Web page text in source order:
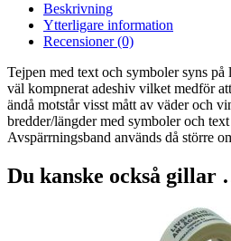
Beskrivning
Ytterligare information
Recensioner (0)
Tejpen med text och symboler syns
väl kompnerat adeshiv vilket medför
ändå motstår visst mått av väder och
bredder/längder med symboler och
Avspärrningsband används då större
Du kanske också gillar